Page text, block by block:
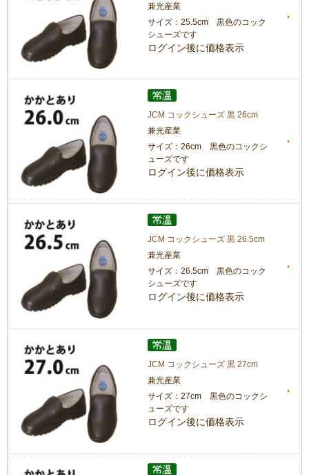
兼光産業
サイズ：25.5cm 黒色のコック
シューズです
ログイン後に価格表示
JCM コックシューズ 黒 26cm
兼光産業
サイズ：26cm 黒色のコックシ
ューズです
ログイン後に価格表示
JCM コックシューズ 黒 26.5cm
兼光産業
サイズ：26.5cm 黒色のコック
シューズです
ログイン後に価格表示
JCM コックシューズ 黒 27cm
兼光産業
サイズ：27cm 黒色のコックシ
ューズです
ログイン後に価格表示